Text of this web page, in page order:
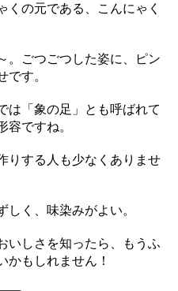
くの元である、こんにゃく
ごつごつした姿に、ピン
です。
は「象の足」とも呼ばれて
容ですね。
りする人も少なくありませ
しく、味染みがよい。
いしさを知ったら、もうふ
かもしれません！